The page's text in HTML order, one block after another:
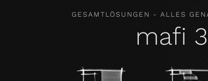
GESAMTLÖSUNGEN - ALLES
mafi